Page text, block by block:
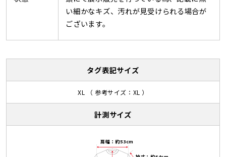
い細かなキズ、汚れが見受けられる場合が
ございます。
タグ表記サイズ
XL （ 参考サイズ：XL ）
計測サイズ
肩幅：約53cm